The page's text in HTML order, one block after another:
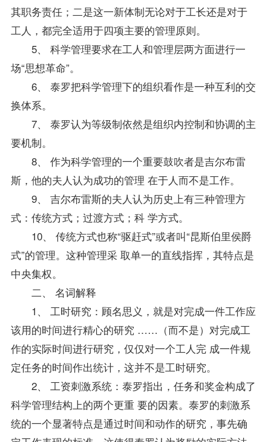
其职务责任；二是这一新体制无论对于工长还是对于
工人，都完全适用于四项主要的管理原则。
5、 科学管理要求在工人和管理层两方面进行一
场“思想革命”。
6、 泰罗把科学管理下的组织看作是一种互利的交
换体系。
7、 泰罗认为等级制依然是组织内控制和协调的主
要机制。
8、 作为科学管理的一个重要鼓吹者是吉尔布雷
斯，他的夫人认为成功的管理 在于人而不是工作。
9、 吉尔布雷斯的夫人认为历史上有三种管理方
式：传统方式；过渡方式；科 学方式。
10、 传统方式也称“驱赶式”或者叫“昆斯伯里侯爵
式”的管理。这种管理采 取单一的直线指挥，其特点是
中央集权。
二、 名词解释
1、 工时研究：顾名思义，就是对完成一件工作应
该用的时间进行精心的研究 ……（而不是）对完成工
作的实际时间进行研究，仅仅对一个工人完 成一件规
定任务的时间作出统计，这并不是工时研究。
2、 工资刺激系统：泰罗指出，任务和奖金构成了
科学管理结构上的两个更重 要的因素。泰罗的刺激系
统的一个显著特点是通过时间和动作的研究，事先确